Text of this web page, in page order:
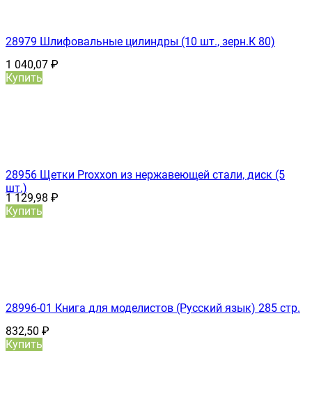
28979 Шлифовальные цилиндры (10 шт., зерн.К 80)
1 040,07 ₽
Купить
28956 Щетки Proxxon из нержавеющей стали, диск (5
шт.)
1 129,98 ₽
Купить
28996-01 Книга для моделистов (Русский язык) 285 стр.
832,50 ₽
Купить